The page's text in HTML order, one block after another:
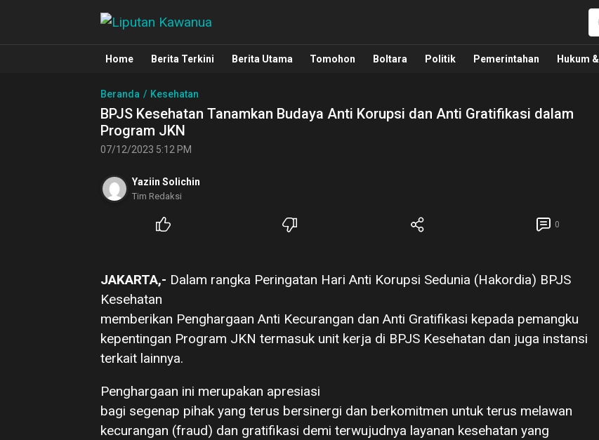
Liputan Kawanua
Berita Manado, Sulawesi Utara, Kawanua, Politik, Pemerintahan, Hukum Kriminal dan
Home Berita Terkini Berita Utama Tomohon Boltara Politik Pemerintahan Hukum
Beranda Kesehatan
BPJS Kesehatan Tanamkan Budaya Anti Korupsi dan Anti Gratifikasi dalam
Program JKN
07/12/2023 5:12 PM
Yaziin Solichin
Tim Redaksi
0
JAKARTA,- Dalam rangka Peringatan Hari Anti Korupsi Sedunia (Hakordia) BPJS
Kesehatan
memberikan Penghargaan Anti Kecurangan dan Anti Gratifikasi kepada pemangku
kepentingan Program JKN termasuk unit kerja di BPJS Kesehatan dan juga instansi
terkait lainnya.
Penghargaan ini merupakan apresiasi
bagi segenap pihak yang terus bersinergi dan berkomitmen untuk terus melawan
kecurangan (fraud) dan gratifikasi demi terwujudnya layanan kesehatan yang